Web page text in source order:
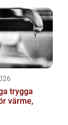
värme,